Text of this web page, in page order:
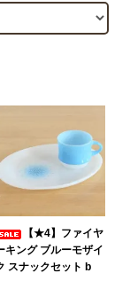
【★4】ファイヤ
キング ブルーモザイ
スナックセット b